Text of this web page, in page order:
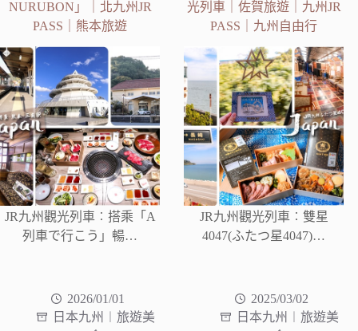
NURUBON」｜北九州JR
PASS｜熊本旅遊
JR九州觀光列車︰搭乘「A
列車で行こう」暢…
光列車｜佐賀旅遊｜九州JR
PASS｜九州自由行
JR九州觀光列車︰雙星
4047(ふたつ星4047)…
2026/01/01
日本九州︱旅遊美
2025/03/02
日本九州︱旅遊美